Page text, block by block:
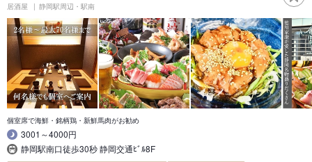
居酒屋 静岡駅周辺・駅南
個室席で海鮮・銘柄鶏・新鮮馬肉がお勧め
3001～4000円
静岡駅南口徒歩30秒 静岡交通ﾋﾞﾙ8F